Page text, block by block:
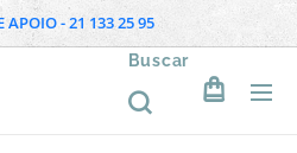
APOIO - 21 133 25 95
Buscar